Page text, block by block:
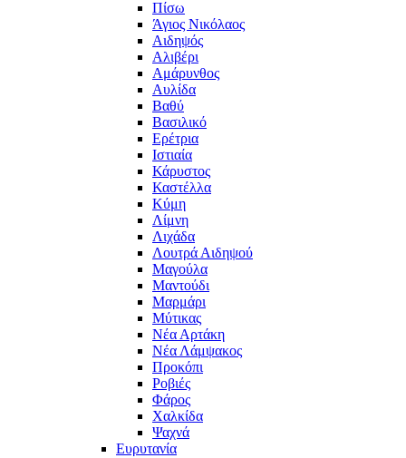
Πίσω
Άγιος Νικόλαος
Αιδηψός
Αλιβέρι
Αμάρυνθος
Αυλίδα
Βαθύ
Βασιλικό
Ερέτρια
Ιστιαία
Κάρυστος
Καστέλλα
Κύμη
Λίμνη
Λιχάδα
Λουτρά Αιδηψού
Μαγούλα
Μαντούδι
Μαρμάρι
Μύτικας
Νέα Αρτάκη
Νέα Λάμψακος
Προκόπι
Ροβιές
Φάρος
Χαλκίδα
Ψαχνά
Ευρυτανία